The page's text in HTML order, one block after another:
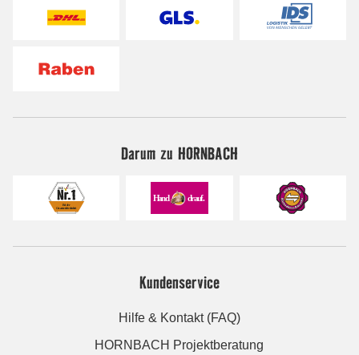
Darum zu HORNBACH
Kundenservice
Hilfe & Kontakt (FAQ)
HORNBACH Projektberatung